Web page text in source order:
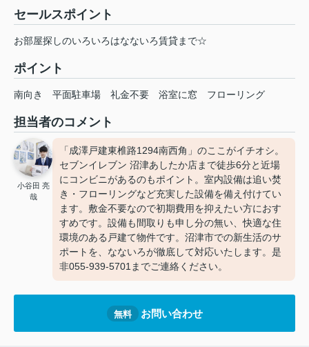
セールスポイント
お部屋探しのいろいろはなないろ賃貸まで☆
ポイント
南向き 平面駐車場 礼金不要 浴室に窓 フローリング
担当者のコメント
小谷田 亮
哉
「成澤戸建東椎路1294南西角」のここがイチオシ。
セブンイレブン 沼津あしたか店まで徒歩6分と近場
にコンビニがあるのもポイント。室内設備は追い焚
き・フローリングなど充実した設備を備え付けてい
ます。敷金不要なので初期費用を抑えたい方におす
すめです。設備も間取りも申し分の無い、快適な住
環境のある戸建て物件です。沼津市での新生活のサ
ポートを、なないろが徹底して対応いたします。是
非055-939-5701までご連絡ください。
無料 お問い合わせ